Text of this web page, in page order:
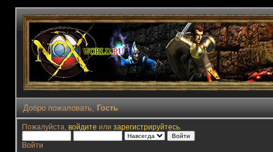
Добро пожаловать, Гость
Пожалуйста, войдите или зарегистрируйтесь.
Войти